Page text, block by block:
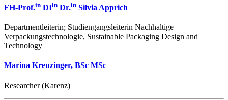
FH-Prof.in DIin Dr.in Silvia Apprich
Departmentleiterin; Studiengangsleiterin Nachhaltige
Verpackungstechnologie, Sustainable Packaging Design and
Technology
Marina Kreuzinger, BSc MSc
Researcher (Karenz)